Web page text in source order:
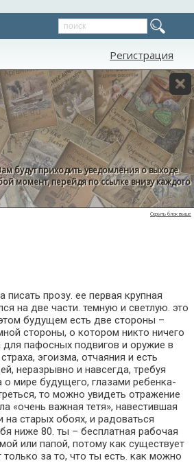
Регистрация
будут приходить уведомления о выходе
момент, перейдя по ссылке внизу каждого
Скрыть блок выше
прозу. ее первая крупная
на две части. темную и светлую. это
будущем есть две стороны –
стороны, о котором никто ничего
для пафосных подвигов и оружие в
эгоизма, отчаяния и есть
неразрывно и навсегда, требуя
о мире будущего, глазами ребенка-
то можно увидеть отражение
«очень важная тетя», навестившая
старых обоях, и радоваться
ниже 80. ты – бесплатная рабочая
или папой, потому как существует
за то, что ты есть. как можно